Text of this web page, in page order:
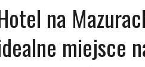
na
miejsce